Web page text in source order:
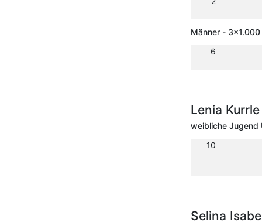
Männer -
6
Lenia
weibliche Jugend
10
Selina